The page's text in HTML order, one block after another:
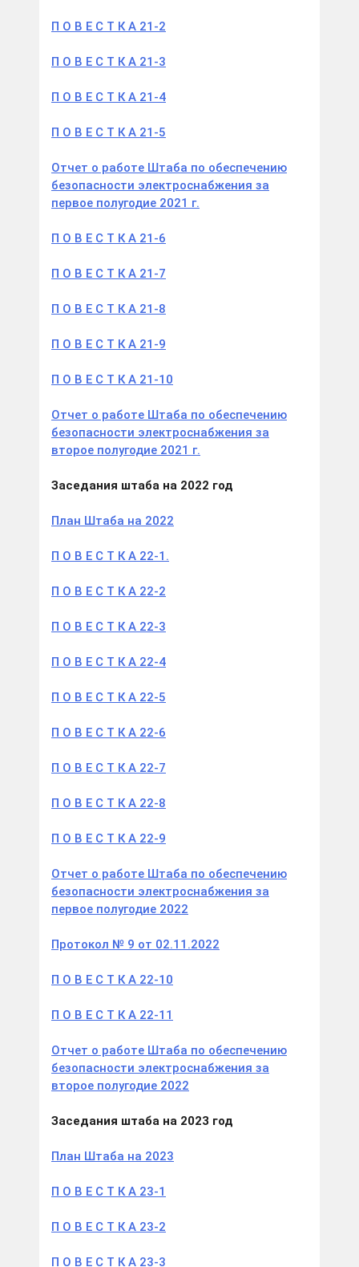
П О В Е С Т К А 21-2
П О В Е С Т К А 21-3
П О В Е С Т К А 21-4
П О В Е С Т К А 21-5
Отчет о работе Штаба по обеспечению
безопасности электроснабжения за
первое полугодие 2021 г.
П О В Е С Т К А 21-6
П О В Е С Т К А 21-7
П О В Е С Т К А 21-8
П О В Е С Т К А 21-9
П О В Е С Т К А 21-10
Отчет о работе Штаба по обеспечению
безопасности электроснабжения за
второе полугодие 2021 г.
Заседания штаба на 2022 год
План Штаба на 2022
П О В Е С Т К А 22-1.
П О В Е С Т К А 22-2
П О В Е С Т К А 22-3
П О В Е С Т К А 22-4
П О В Е С Т К А 22-5
П О В Е С Т К А 22-6
П О В Е С Т К А 22-7
П О В Е С Т К А 22-8
П О В Е С Т К А 22-9
Отчет о работе Штаба по обеспечению
безопасности электроснабжения за
первое полугодие 2022
Протокол № 9 от 02.11.2022
П О В Е С Т К А 22-10
П О В Е С Т К А 22-11
Отчет о работе Штаба по обеспечению
безопасности электроснабжения за
второе полугодие 2022
Заседания штаба на 2023 год
План Штаба на 2023
П О В Е С Т К А 23-1
П О В Е С Т К А 23-2
П О В Е С Т К А 23-3